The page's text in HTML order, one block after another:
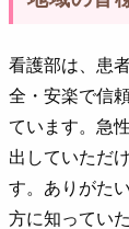
看護部は、患
全・安楽で信
ています。急
出していただ
す。ありがた
方に知ってい